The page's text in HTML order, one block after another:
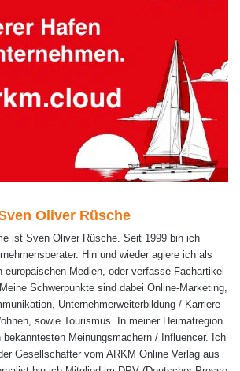
Oliver Rüsche
ist Sven Oliver Rüsche. Seit 1999 bin ich
Hin und wieder agiere ich als
europäischen Medien, oder verfasse Fachartikel
Schwerpunkte sind dabei Online-Marketing,
Unternehmerweiterbildung / Karriere-
sowie Tourismus. In meiner Heimatregion
Meinungsmachern / Influencer. Ich
Gesellschafter vom ARKM Online Verlag aus